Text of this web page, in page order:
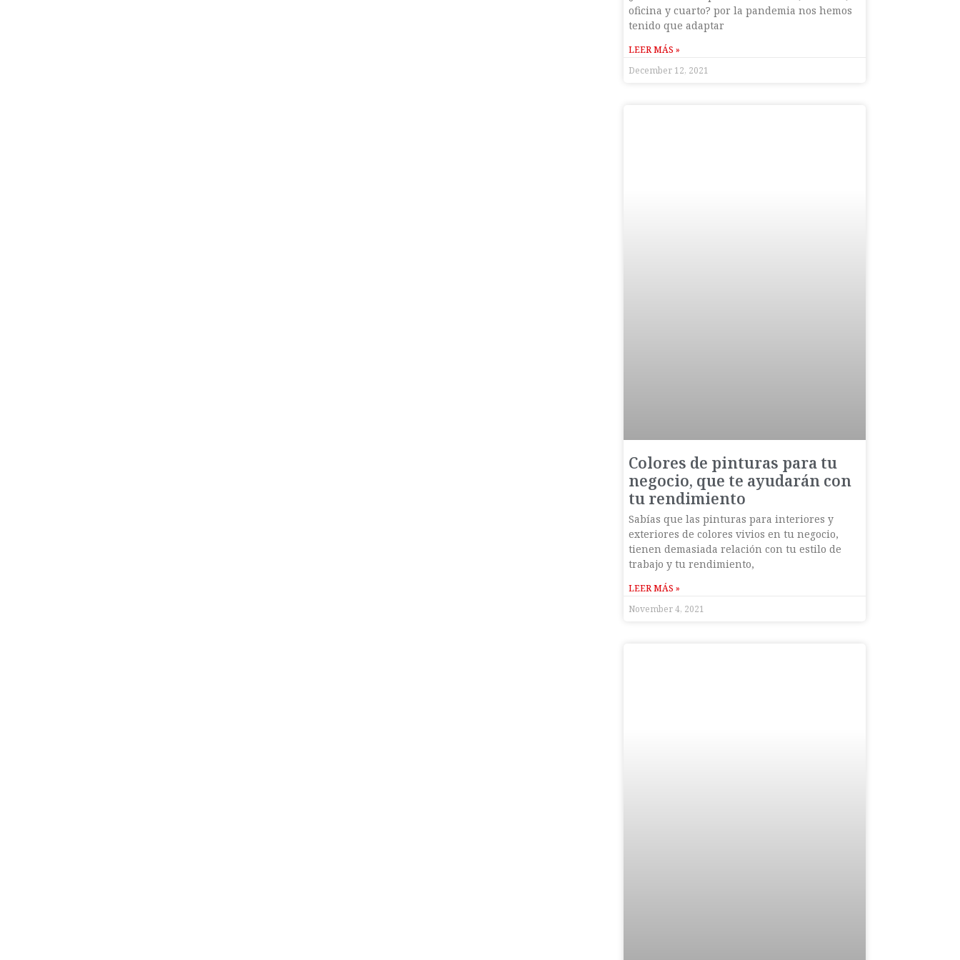
oficina y cuarto? por la pandemia nos hemos
tenido que adaptar
LEER MÁS »
December 12, 2021
Colores de pinturas para tu
negocio, que te ayudarán con
tu rendimiento
Sabías que las pinturas para interiores y
exteriores de colores vivios en tu negocio,
tienen demasiada relación con tu estilo de
trabajo y tu rendimiento,
LEER MÁS »
November 4, 2021